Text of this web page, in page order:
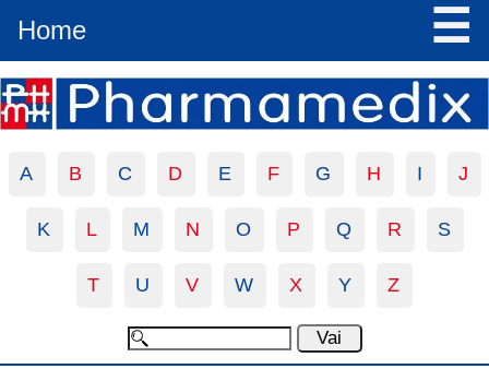
Home ☰
A B C D E F G H I J
K L M N O P Q R S
T U V W X Y Z